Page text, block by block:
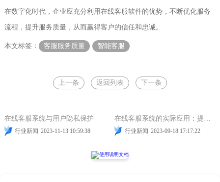
在数字化时代，企业应充分利用在线客服软件的优势，不断优化服务
流程，提升服务质量，从而赢得客户的信任和忠诚。
本文标签： 客服服务质量 智能客服
上一条 返回列表 下一条
在线客服系统与用户隐私保护
行业新闻 2023-11-13 10:59:38 行业新闻 2023-09-18 17:17:22